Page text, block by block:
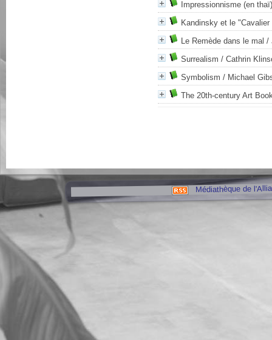
Impressionnisme (en thaï)
Kandinsky et le "Cavalier
Le Remède dans le mal /
Surrealism / Cathrin
Symbolism / Michael
The 20th-century Art
Médiathèque de